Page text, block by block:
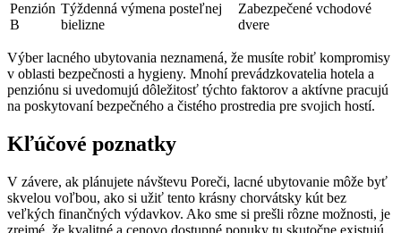
Penzión
B
Týždenná výmena posteľnej
bielizne
Zabezpečené vchodové
dvere
Výber lacného ubytovania neznamená, že musíte robiť kompromisy
v oblasti bezpečnosti a hygieny. Mnohí prevádzkovatelia hotela a
penziónu si uvedomujú dôležitosť týchto faktorov a aktívne pracujú
na poskytovaní bezpečného a čistého prostredia pre svojich hostí.
Kľúčové poznatky
V závere, ak plánujete návštevu Poreči, lacné ubytovanie môže byť
skvelou voľbou, ako si užiť tento krásny chorvátsky kút bez
veľkých finančných výdavkov. Ako sme si prešli rôzne možnosti, je
zrejmé, že kvalitné a cenovo dostupné ponuky tu skutočne existujú.